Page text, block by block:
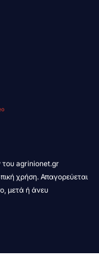
του agrinionet.gr
χρήση. Απαγορεύεται
μετά ή άνευ